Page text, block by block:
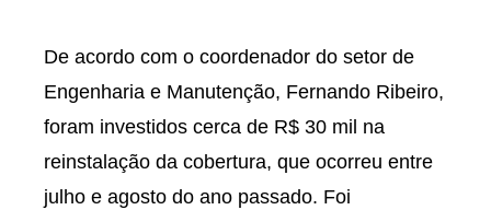
De acordo com o coordenador do setor de
Engenharia e Manutenção, Fernando Ribeiro,
foram investidos cerca de R$ 30 mil na
reinstalação da cobertura, que ocorreu entre
julho e agosto do ano passado. Foi